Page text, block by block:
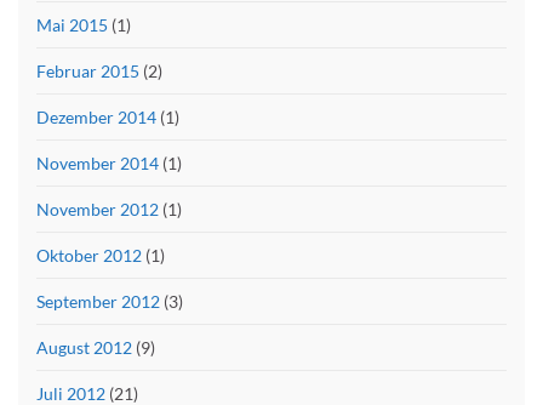
Mai 2015 (1)
Februar 2015 (2)
Dezember 2014 (1)
November 2014 (1)
November 2012 (1)
Oktober 2012 (1)
September 2012 (3)
August 2012 (9)
Juli 2012 (21)